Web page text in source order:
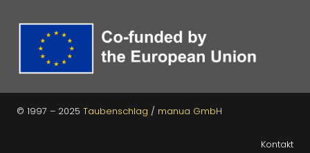
© 1997 – 2025 Taubenschlag / manua GmbH
Kontakt